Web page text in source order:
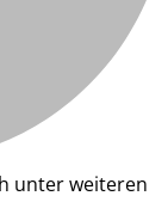
unter weiteren